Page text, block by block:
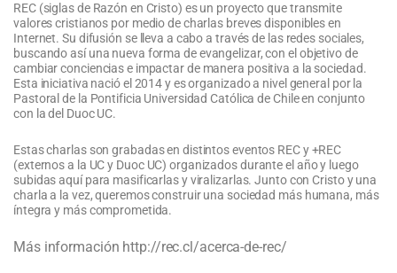
REC (siglas de Razón en Cristo) es un proyecto que transmite
valores cristianos por medio de charlas breves disponibles en
Internet. Su difusión se lleva a cabo a través de las redes sociales,
buscando así una nueva forma de evangelizar, con el objetivo de
cambiar conciencias e impactar de manera positiva a la sociedad.
Esta iniciativa nació el 2014 y es organizado a nivel general por la
Pastoral de la Pontificia Universidad Católica de Chile en conjunto
con la del Duoc UC.
Estas charlas son grabadas en distintos eventos REC y +REC
(externos a la UC y Duoc UC) organizados durante el año y luego
subidas aquí para masificarlas y viralizarlas. Junto con Cristo y una
charla a la vez, queremos construir una sociedad más humana, más
íntegra y más comprometida.
Más información http://rec.cl/acerca-de-rec/